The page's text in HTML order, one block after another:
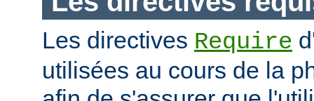
Les directives Require
utilisées au cours de la